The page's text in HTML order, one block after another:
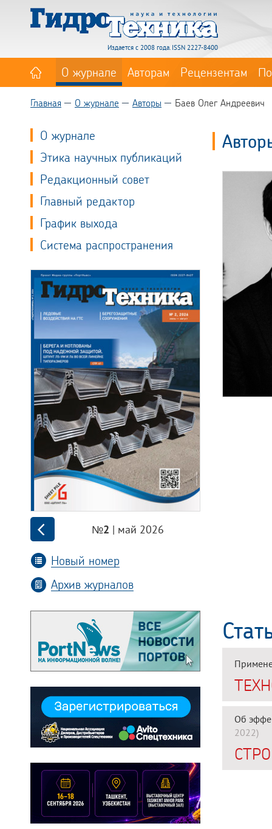
Издается с 2008 года. ISSN 2227-8400
О журнале Авторам Рецензентам
Главная О журнале Авторы Баев Олег Андреевич
О журнале
Этика научных публикаций
Редакционный совет
Главный редактор
График выхода
Система распространения
№2 | май 2026
Новый номер
Архив журналов
Об
2022)